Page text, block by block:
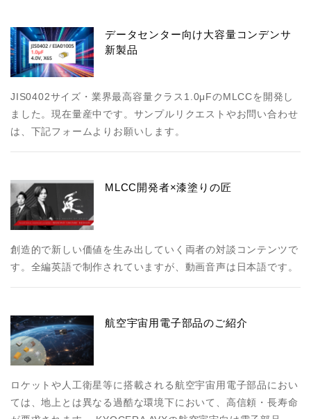
データセンター向け大容量コンデンサ
新製品
JIS0402サイズ・業界最高容量クラス1.0μFのMLCCを開発し
ました。現在量産中です。サンプルリクエストやお問い合わせ
は、下記フォームよりお願いします。
MLCC開発者×漆塗りの匠
創造的で新しい価値を生み出していく両者の対談コンテンツで
す。全編英語で制作されていますが、動画音声は日本語です。
航空宇宙用電子部品のご紹介
ロケットや人工衛星等に搭載される航空宇宙用電子部品におい
ては、地上とは異なる過酷な環境下において、高信頼・長寿命